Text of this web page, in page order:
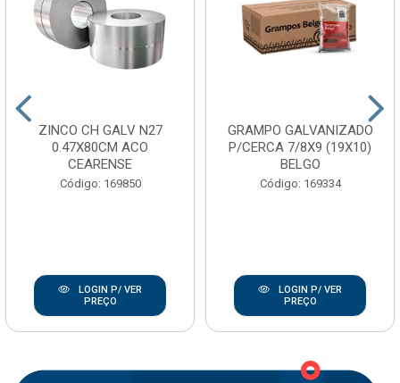
ZINCO CH GALV N27
0.47X80CM ACO
CEARENSE
Código: 169850
LOGIN P/ VER
PREÇO
GRAMPO GALVANIZADO
P/CERCA 7/8X9 (19X10)
BELGO
Código: 169334
LOGIN P/ VER
PREÇO